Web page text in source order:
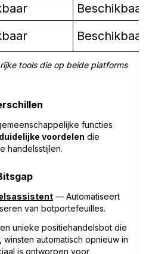
Beschikbaar
Beschikbaar
tools die op beide platforms
functies
duidelijke voordelen die
handelsstijlen.
— Automatiseert
van botportefeuilles.
unieke positiehandelsbot die
automatisch opnieuw in
is ontworpen voor